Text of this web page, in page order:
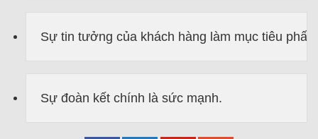
Sự tin tưởng của khách hàng làm mục tiêu phấn
Sự đoàn kết chính là sức mạnh.